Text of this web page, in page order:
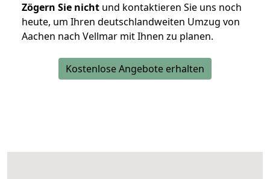
Zögern Sie nicht und kontaktieren Sie uns noch
heute, um Ihren deutschlandweiten Umzug von
Aachen nach Vellmar mit Ihnen zu planen.
Kostenlose Angebote erhalten